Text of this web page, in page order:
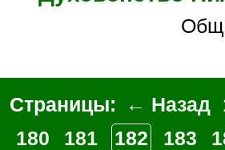
Страницы: ← Назад
180
181 182 183